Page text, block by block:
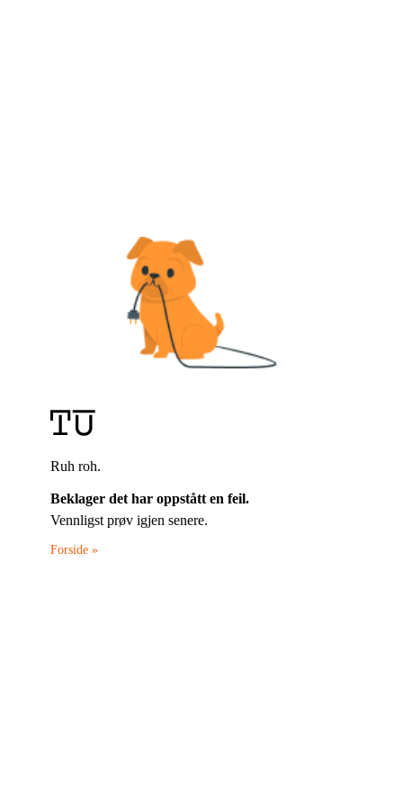
Ruh roh.
Beklager det har oppstått en feil.
Vennligst prøv igjen senere.
Forside »